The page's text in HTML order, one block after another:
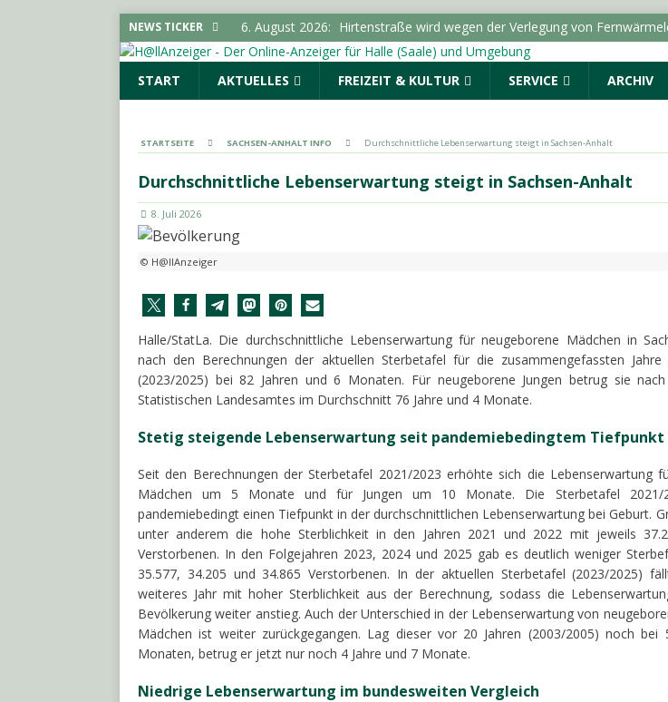
NEWS TICKER 6. August 2026: Hirtenstraße wird wegen der Verlegung von
gesperrt
LOKALE NACHRICHTEN - HALLE (SAALE) & UMGEBUNG
6. August 2026:
Polizeimeldungen vom Donnerstag, 06.08.2026
Kampagne „Menschen. Nicht Herkunft.“ startet in
6. August 2026: Elektrolyte: Drei Fragen an die AOK Sachsen-Anhalt
START AKTUELLES FREIZEIT & KULTUR SERVICE ARCHIV
STARTSEITE SACHSEN-ANHALT INFO Durchschnittliche Lebenserwartung steigt in Sachsen-Anhalt
Durchschnittliche Lebenserwartung steigt in Sachsen-Anhalt
8. Juli 2026
© H@llAnzeiger
Halle/StatLa. Die durchschnittliche Lebenserwartung für neugeborene Mädchen in
nach den Berechnungen der aktuellen Sterbetafel für die zusammengefassten
(2023/2025) bei 82 Jahren und 6 Monaten. Für neugeborene Jungen betrug sie
Statistischen Landesamtes im Durchschnitt 76 Jahre und 4 Monate.
Stetig steigende Lebenserwartung seit pandemiebedingtem Tiefpunkt
Seit den Berechnungen der Sterbetafel 2021/2023 erhöhte sich die Lebenserwartung
Mädchen um 5 Monate und für Jungen um 10 Monate. Die Sterbetafel 2021/
pandemiebedingt einen Tiefpunkt in der durchschnittlichen Lebenserwartung bei Geburt.
unter anderem die hohe Sterblichkeit in den Jahren 2021 und 2022 mit jeweils
Verstorbenen. In den Folgejahren 2023, 2024 und 2025 gab es deutlich weniger
35.577, 34.205 und 34.865 Verstorbenen. In der aktuellen Sterbetafel (2023/2025)
weiteres Jahr mit hoher Sterblichkeit aus der Berechnung, sodass die
Bevölkerung weiter anstieg. Auch der Unterschied in der Lebenserwartung von
Mädchen ist weiter zurückgegangen. Lag dieser vor 20 Jahren (2003/2005) noch bei
Monaten, betrug er jetzt nur noch 4 Jahre und 7 Monate.
Niedrige Lebenserwartung im bundesweiten Vergleich